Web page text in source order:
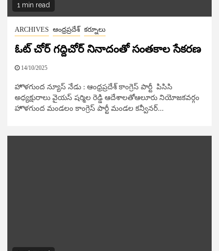
1 min read
ARCHIVES ఆంధ్రప్రదేశ్ కర్నూలు
ఓట్ చోర్ గద్దిచోర్ నినాదంతో సంతకాల సేకరణ
14/10/2025
హొళగుంద న్యూస్ నేడు : ఆంధ్రప్రదేశ్ కాంగ్రెస్ పార్టీ పిసిసి
అధ్యక్షురాలు వైయస్ షర్మిల రెడ్డి ఆదేశాలతోఆలూరు నియోజకవర్గం
హొళగుంద మండలం కాంగ్రెస్ పార్టీ మండల కన్వీనర్...